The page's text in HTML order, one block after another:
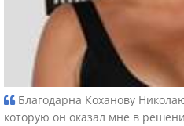
Благодарна Коханову
которую он оказал мне в